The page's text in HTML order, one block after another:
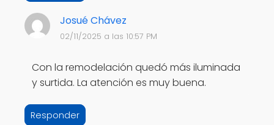
Josué Chávez
02/11/2025 a las 10:57 PM
Con la remodelación quedó más iluminada
y surtida. La atención es muy buena.
Responder